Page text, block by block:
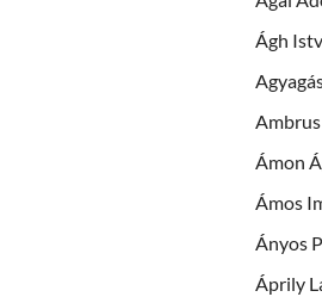
Ágh
Ámon
Ámos
Ányos
Áprily